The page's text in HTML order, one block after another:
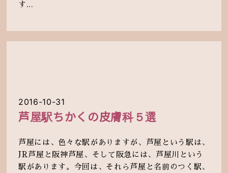
す...
2016-10-31
芦屋駅ちかくの皮膚科５選
芦屋には、色々な駅がありますが、芦屋という駅は、
JR芦屋と阪神芦屋、そして阪急には、芦屋川という
駅があります。今回は、それら芦屋と名前のつく駅、